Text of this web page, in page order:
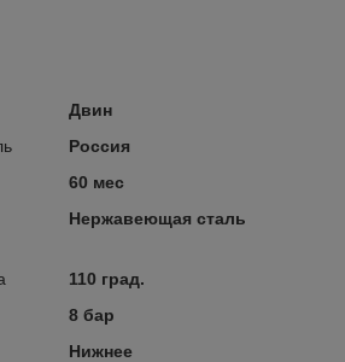
Двин
Россия
60 мес
Нержавеющая сталь
110 град.
8 бар
Нижнее